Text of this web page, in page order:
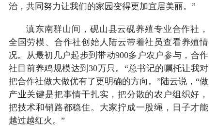
治，共同努力让我们的家园变得更加宜居美丽。”
滇东南群山间，砚山县云砚养殖专业合作社，
全国劳模、合作社创始人陆云带着社员查看养殖情
况。从最初几户起步到带动900多户农户参与，合作
社目前养鸡规模达到30万只。“总书记的嘱托让我对
把合作社做大做优有了更明确的方向。”陆云说，“做
产业关键是把事情干扎实，把分散的农户组织好，
把技术和销路都稳住。大家拧成一股绳，日子才能
越过越红火。”